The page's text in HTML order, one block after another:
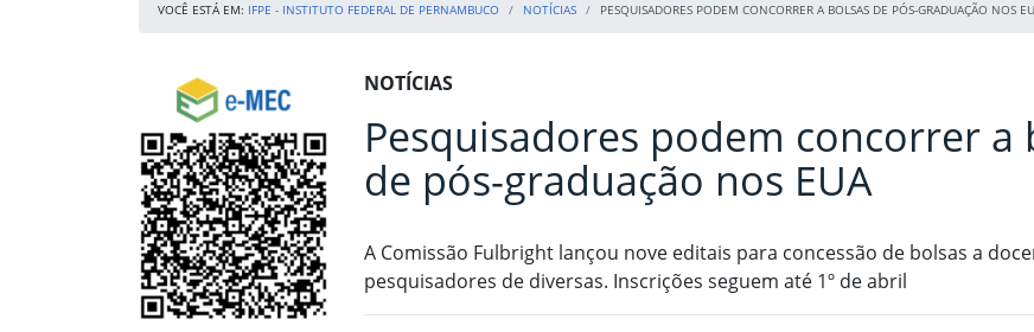
VOCÊ ESTÁ EM: IFPE - INSTITUTO FEDERAL DE PERNAMBUCO NOTÍCIAS PESQUISADORES PODEM CONCORRER A BOLSAS DE PÓS-GRADUAÇÃO NOS
Início da navegação
Consulte o cadastro do Instituto no e-MEC
Início do conteúdo
NOTÍCIAS
Pesquisadores podem concorrer a
de pós-graduação nos EUA
A Comissão Fulbright lançou nove editais para concessão de bolsas a
pesquisadores de diversas. Inscrições seguem até 1º de abril